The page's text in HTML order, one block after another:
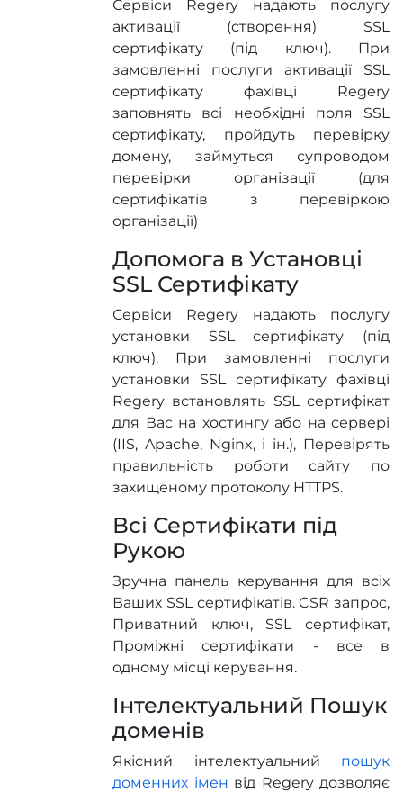
Сервіси Regery надають послугу
активації (створення) SSL
сертифікату (під ключ). При
замовленні послуги активації SSL
сертифікату фахівці Regery
заповнять всі необхідні поля SSL
сертифікату, пройдуть перевірку
домену, займуться супроводом
перевірки організації (для
сертифікатів з перевіркою
організації)
Допомога в Установці
SSL Сертифікату
Сервіси Regery надають послугу
установки SSL сертифікату (під
ключ). При замовленні послуги
установки SSL сертифікату фахівці
Regery встановлять SSL сертифікат
для Вас на хостингу або на сервері
(IIS, Apache, Nginx, і ін.), Перевірять
правильність роботи сайту по
захищеному протоколу HTTPS.
Всі Сертифікати під
Рукою
Зручна панель керування для всіх
Ваших SSL сертифікатів. CSR запроc,
Приватний ключ, SSL сертифікат,
Проміжні сертифікати - все в
одному місці керування.
Інтелектуальний Пошук
доменів
Якісний інтелектуальний пошук
доменних імен від Regery дозволяє